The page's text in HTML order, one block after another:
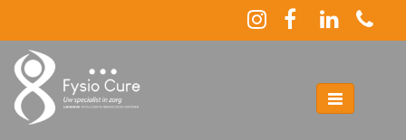
Toggle
navigation